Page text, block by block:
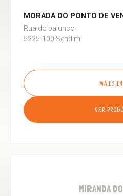
MORADA DO PONTO DE
Rua do baiunco
5225-100 Sendim
MAIS
VER
MIRANDA